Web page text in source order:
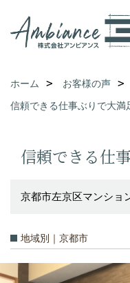
ホーム お客様の声
信頼できる仕事ぶりで大満
信頼できる仕
京都市左京区マンシ
地域別｜京都市